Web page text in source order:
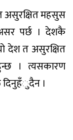
असुरक्षित महसुस
पर्छ । देशकै
देश त असुरक्षित
। त्यसकारण
दिनुहँुदैन ।